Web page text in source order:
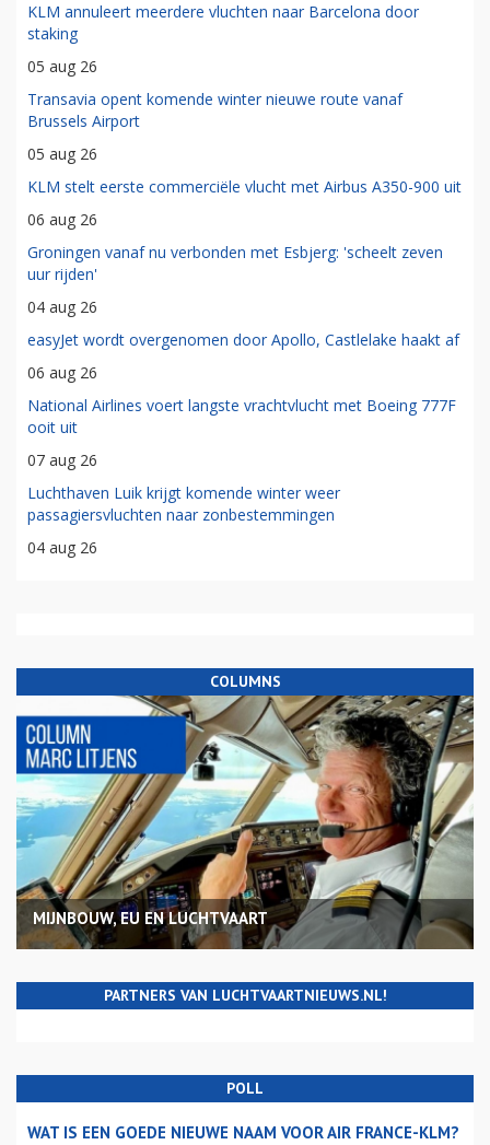
KLM annuleert meerdere vluchten naar Barcelona door
staking
05 aug 26
Transavia opent komende winter nieuwe route vanaf
Brussels Airport
05 aug 26
KLM stelt eerste commerciële vlucht met Airbus A350-900 uit
06 aug 26
Groningen vanaf nu verbonden met Esbjerg: 'scheelt zeven
uur rijden'
04 aug 26
easyJet wordt overgenomen door Apollo, Castlelake haakt af
06 aug 26
National Airlines voert langste vrachtvlucht met Boeing 777F
ooit uit
07 aug 26
Luchthaven Luik krijgt komende winter weer
passagiersvluchten naar zonbestemmingen
04 aug 26
COLUMNS
MIJNBOUW, EU EN LUCHTVAART
PARTNERS VAN LUCHTVAARTNIEUWS.NL!
POLL
WAT IS EEN GOEDE NIEUWE NAAM VOOR AIR FRANCE-KLM?